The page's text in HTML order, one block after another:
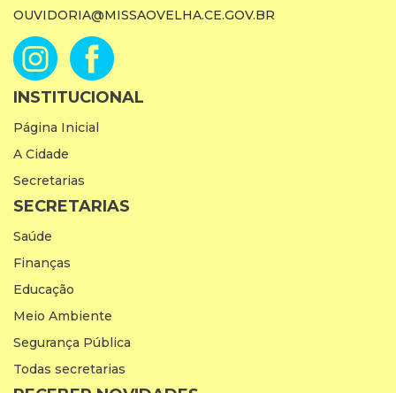
OUVIDORIA@MISSAOVELHA.CE.GOV.BR
INSTITUCIONAL
Página Inicial
A Cidade
Secretarias
SECRETARIAS
Saúde
Finanças
Educação
Meio Ambiente
Segurança Pública
Todas secretarias